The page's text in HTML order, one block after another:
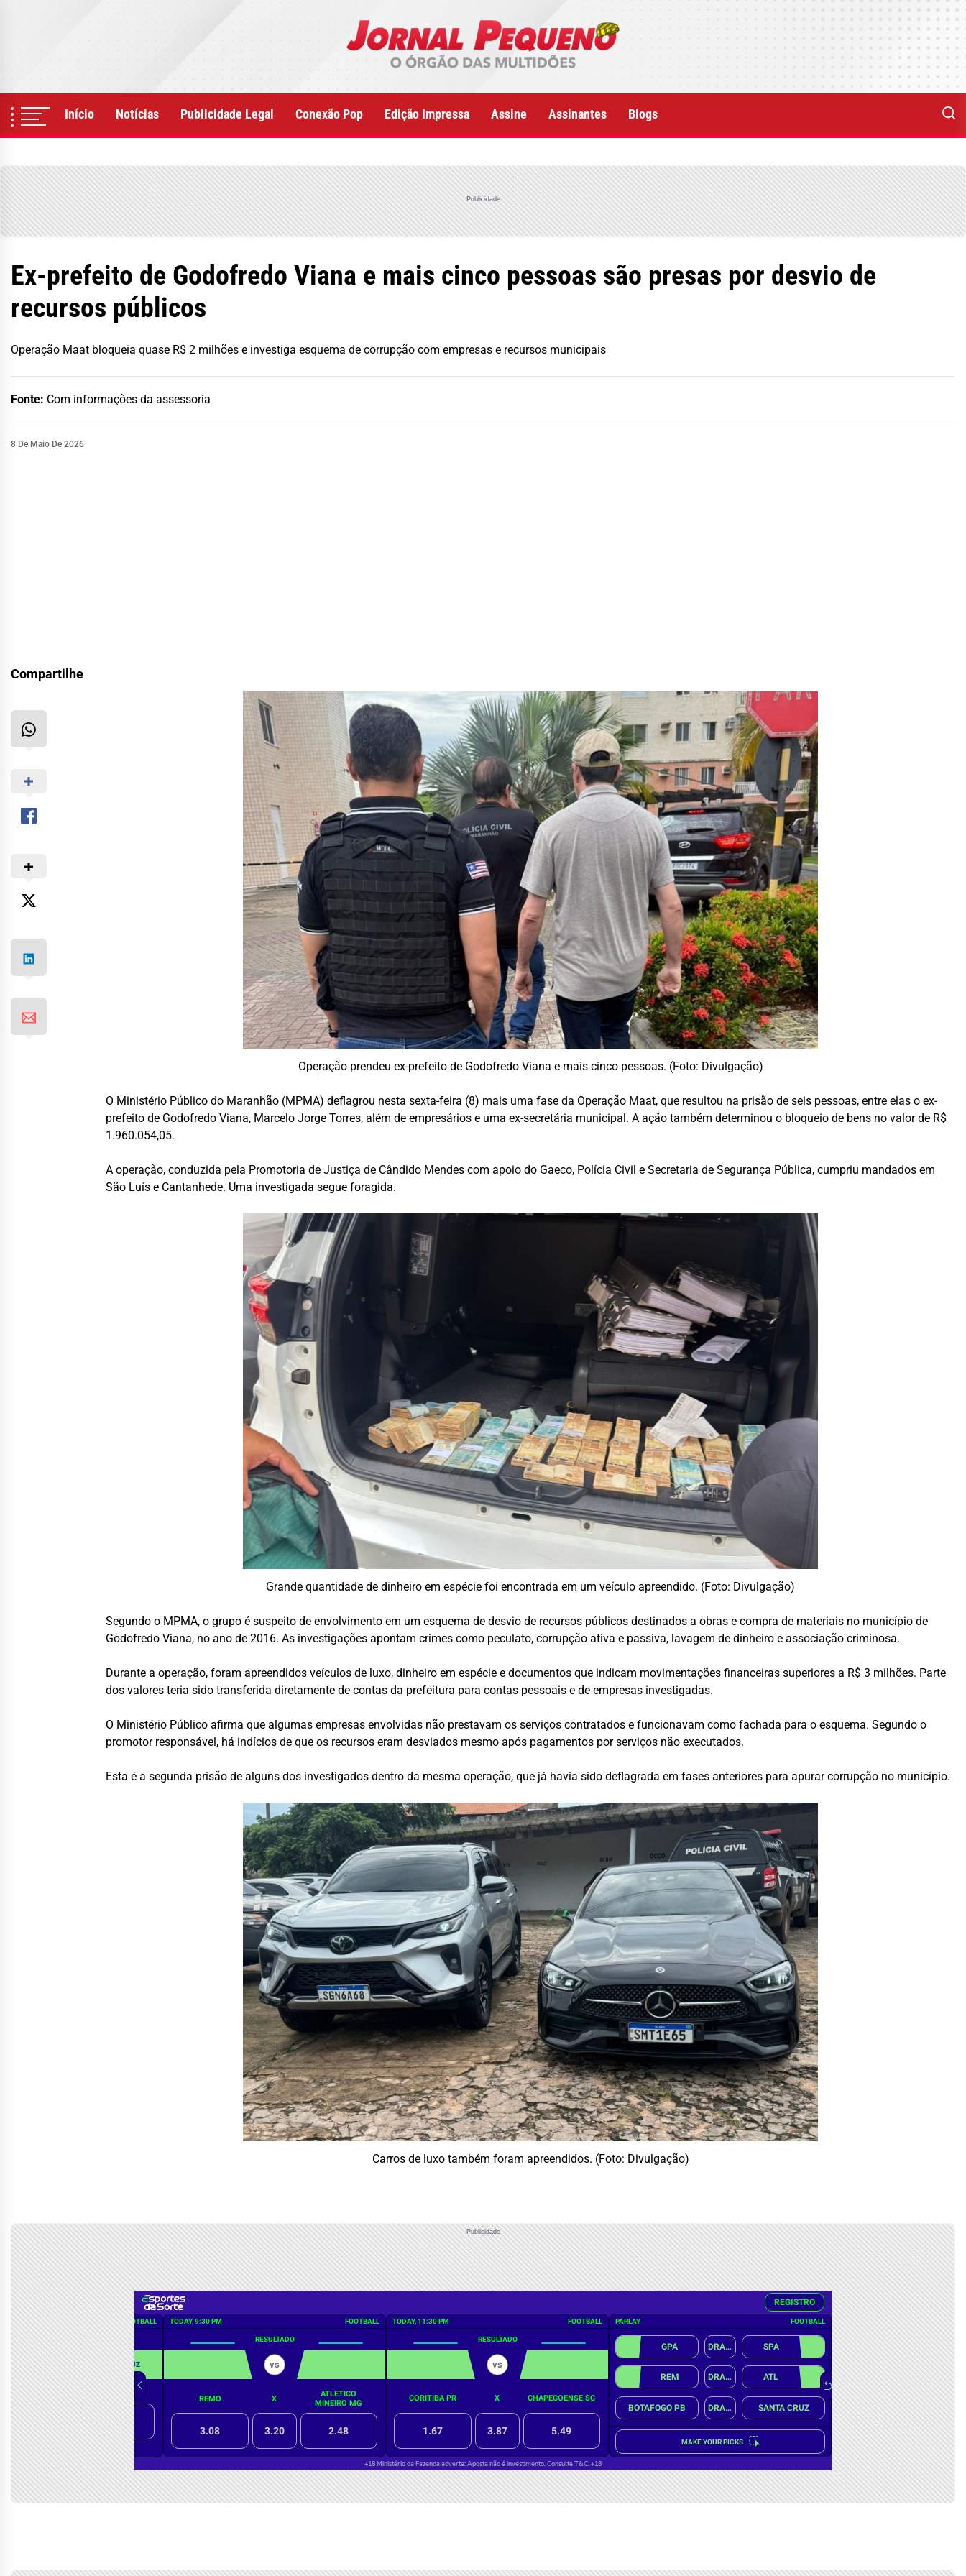
Início Notícias Publicidade Legal Conexão Pop Edição Impressa Assine Assinantes Blogs
Publicidade
Ex-prefeito de Godofredo Viana e mais cinco pessoas são presas por desvio de
recursos públicos
Operação Maat bloqueia quase R$ 2 milhões e investiga esquema de corrupção com empresas e recursos municipais
Fonte: Com informações da assessoria
8 De Maio De 2026
Compartilhe
Operação prendeu ex-prefeito de Godofredo Viana e mais cinco pessoas. (Foto: Divulgação)
O Ministério Público do Maranhão (MPMA) deflagrou nesta sexta-feira (8) mais uma fase da Operação Maat, que resultou na prisão de seis pessoas, entre elas o ex-
prefeito de Godofredo Viana, Marcelo Jorge Torres, além de empresários e uma ex-secretária municipal. A ação também determinou o bloqueio de bens no valor de R$
1.960.054,05.
A operação, conduzida pela Promotoria de Justiça de Cândido Mendes com apoio do Gaeco, Polícia Civil e Secretaria de Segurança Pública, cumpriu mandados em
São Luís e Cantanhede. Uma investigada segue foragida.
Grande quantidade de dinheiro em espécie foi encontrada em um veículo apreendido. (Foto: Divulgação)
Segundo o MPMA, o grupo é suspeito de envolvimento em um esquema de desvio de recursos públicos destinados a obras e compra de materiais no município de
Godofredo Viana, no ano de 2016. As investigações apontam crimes como peculato, corrupção ativa e passiva, lavagem de dinheiro e associação criminosa.
Durante a operação, foram apreendidos veículos de luxo, dinheiro em espécie e documentos que indicam movimentações financeiras superiores a R$ 3 milhões. Parte
dos valores teria sido transferida diretamente de contas da prefeitura para contas pessoais e de empresas investigadas.
O Ministério Público afirma que algumas empresas envolvidas não prestavam os serviços contratados e funcionavam como fachada para o esquema. Segundo o
promotor responsável, há indícios de que os recursos eram desviados mesmo após pagamentos por serviços não executados.
Esta é a segunda prisão de alguns dos investigados dentro da mesma operação, que já havia sido deflagrada em fases anteriores para apurar corrupção no município.
Carros de luxo também foram apreendidos. (Foto: Divulgação)
Publicidade